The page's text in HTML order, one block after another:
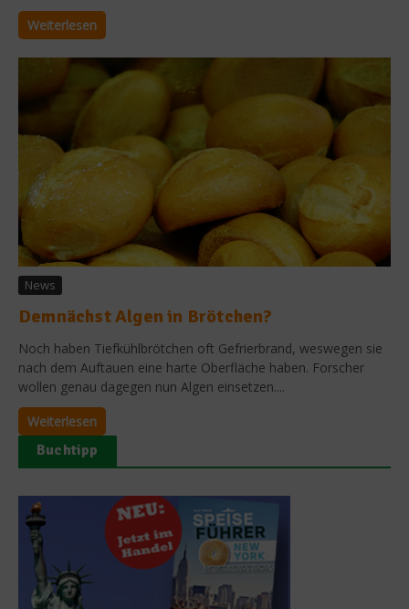
Weiterlesen
News
Demnächst Algen in Brötchen?
Noch haben Tiefkühlbrötchen oft Gefrierbrand, weswegen sie
nach dem Auftauen eine harte Oberfläche haben. Forscher
wollen genau dagegen nun Algen einsetzen....
Weiterlesen
Buchtipp